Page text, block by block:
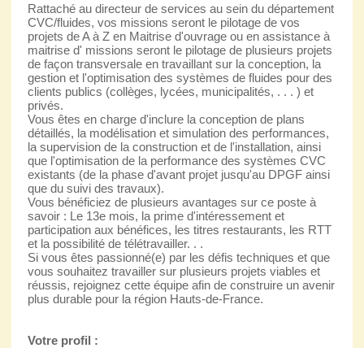
Rattaché au directeur de services au sein du département
CVC/fluides, vos missions seront le pilotage de vos
projets de A à Z en Maitrise d'ouvrage ou en assistance à
maitrise d' missions seront le pilotage de plusieurs projets
de façon transversale en travaillant sur la conception, la
gestion et l'optimisation des systèmes de fluides pour des
clients publics (collèges, lycées, municipalités, . . . ) et
privés.
Vous êtes en charge d'inclure la conception de plans
détaillés, la modélisation et simulation des performances,
la supervision de la construction et de l'installation, ainsi
que l'optimisation de la performance des systèmes CVC
existants (de la phase d'avant projet jusqu'au DPGF ainsi
que du suivi des travaux).
Vous bénéficiez de plusieurs avantages sur ce poste à
savoir : Le 13e mois, la prime d'intéressement et
participation aux bénéfices, les titres restaurants, les RTT
et la possibilité de télétravailler. . .
Si vous êtes passionné(e) par les défis techniques et que
vous souhaitez travailler sur plusieurs projets viables et
réussis, rejoignez cette équipe afin de construire un avenir
plus durable pour la région Hauts-de-France.
Votre profil :